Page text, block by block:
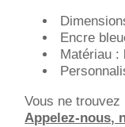
Encre
Matériau :
Vous ne
Appelez-nous,